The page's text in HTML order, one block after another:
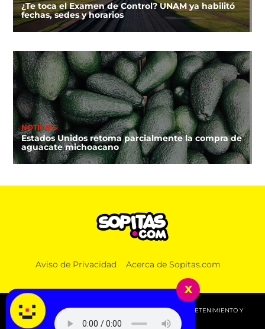
¿Te toca el Examen de Control? UNAM ya habilitó
fechas, sedes y horarios
NOTICIAS
Estados Unidos retoma parcialmente la compra de
aguacate michoacano
Aviso de Privacidad Acerca de Sopitas.com
© 2026 SOPITAS.COM - MÚSICA, NOTICIAS, DEPORTES, ENTRETENIMIENTO Y
MÁS!.
x